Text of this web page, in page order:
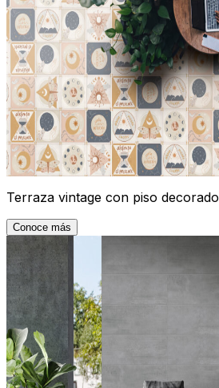
Terraza vintage con piso decorado
Conoce más